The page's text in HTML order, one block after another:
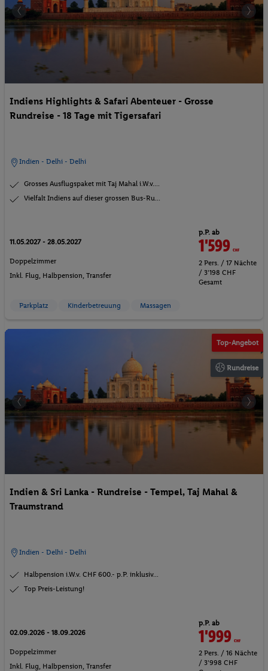
Indiens Highlights & Safari Abenteuer - Grosse
Rundreise - 18 Tage mit Tigersafari
Indien - Delhi - Delhi
Grosses Ausflugspaket mit Taj Mahal i.W.v....
Vielfalt Indiens auf dieser grossen Bus-Ru...
11.05.2027 - 28.05.2027
Doppelzimmer
Inkl. Flug, Halbpension, Transfer
p.P. ab
1'599CHF
2 Pers. / 17 Nächte
/ 3'198 CHF
Gesamt
Parkplatz Kinderbetreuung Massagen
Top-Angebot
Rundreise
Indien & Sri Lanka - Rundreise - Tempel, Taj Mahal &
Traumstrand
Indien - Delhi - Delhi
Halbpension i.W.v. CHF 600.- p.P. inklusiv...
Top Preis-Leistung!
02.09.2026 - 18.09.2026
Doppelzimmer
Inkl. Flug, Halbpension , Transfer
p.P. ab
1'999CHF
2 Pers. / 16 Nächte
/ 3'998 CHF